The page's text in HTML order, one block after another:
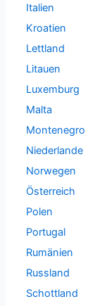
Italien
Kroatien
Lettland
Litauen
Luxemburg
Malta
Montenegro
Niederlande
Norwegen
Österreich
Polen
Portugal
Rumänien
Russland
Schottland